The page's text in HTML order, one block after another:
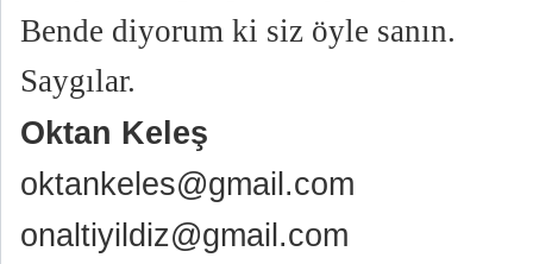
Bende diyorum ki siz öyle sanın.
Saygılar.
Oktan Keleş
oktankeles@gmail.com
onaltiyildiz@gmail.com